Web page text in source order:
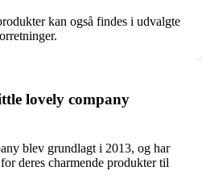
kan også findes i udvalgte
lovely company
blev grundlagt i 2013, og har
deres charmende produkter til